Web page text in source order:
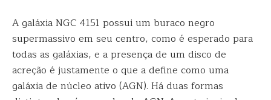
A galáxia NGC 4151 possui um buraco negro
supermassivo em seu centro, como é esperado para
todas as galáxias, e a presença de um disco de
acreção é justamente o que a define como uma
galáxia de núcleo ativo (AGN). Há duas formas